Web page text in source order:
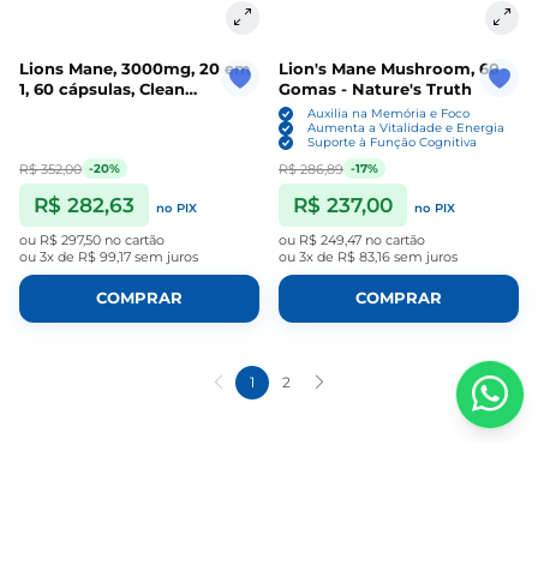
Lions Mane, 3000mg, 20 em
1, 60 cápsulas, Clean
R$ 352,00 -20%
R$ 282,63 no PIX
ou R$ 297,50 no cartão
ou 3x de R$ 99,17 sem juros
COMPRAR
Lion's Mane Mushroom, 60
Gomas - Nature's Truth
Auxilia na Memória e Foco
Aumenta a Vitalidade e Energia
Suporte à Função Cognitiva
R$ 286,89 -17%
R$ 237,00 no PIX
ou R$ 249,47 no cartão
ou 3x de R$ 83,16 sem juros
COMPRAR
1 2